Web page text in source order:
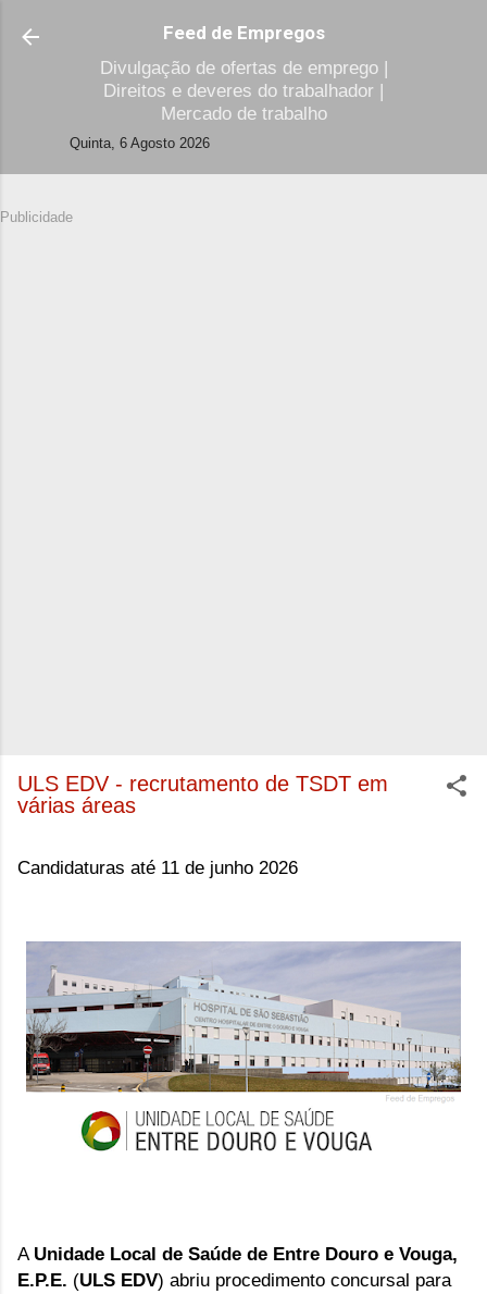
Avançar para o conteúdo principal
Feed de Empregos
Divulgação de ofertas de emprego |
Direitos e deveres do trabalhador |
Mercado de trabalho
Quinta, 6 Agosto 2026
Publicidade
ULS EDV - recrutamento de TSDT em
várias áreas
Candidaturas até 11 de junho 2026
A Unidade Local de Saúde de Entre Douro e Vouga,
E.P.E. (ULS EDV) abriu procedimento concursal para